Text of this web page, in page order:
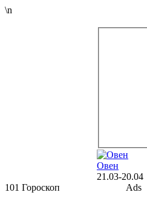
\n
Овен
21.03-20.04
101 Гороскоп
Ads